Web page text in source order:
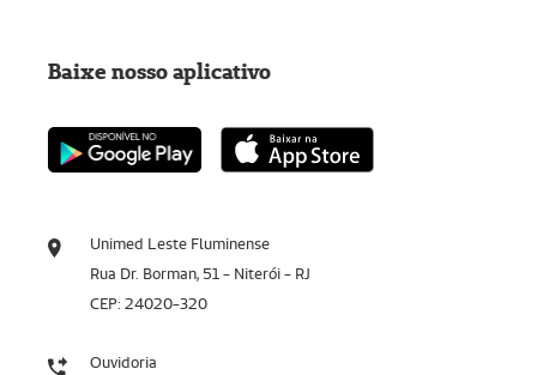
Unimed Leste Fluminense
Rua Dr. Borman, 51 - Niterói - RJ
CEP: 24020-320
Ouvidoria
Baixe nosso aplicativo